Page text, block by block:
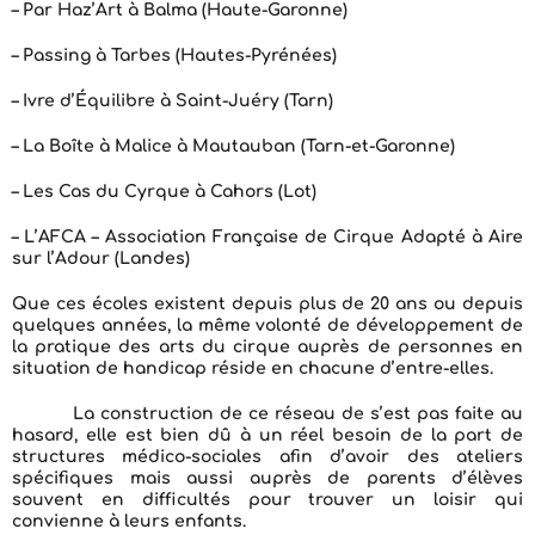
– Par Haz’Art à Balma (Haute-Garonne)
– Passing à Tarbes (Hautes-Pyrénées)
– Ivre d’Équilibre à Saint-Juéry (Tarn)
– La Boîte à Malice à Mautauban (Tarn-et-Garonne)
– Les Cas du Cyrque à Cahors (Lot)
– L’AFCA – Association Française de Cirque Adapté à Aire
sur l’Adour (Landes)
Que ces écoles existent depuis plus de 20 ans ou depuis
quelques années, la même volonté de développement de
la pratique des arts du cirque auprès de personnes en
situation de handicap réside en chacune d’entre-elles.
La construction de ce réseau de s’est pas faite au
hasard, elle est bien dû à un réel besoin de la part de
structures médico-sociales afin d’avoir des ateliers
spécifiques mais aussi auprès de parents d’élèves
souvent en difficultés pour trouver un loisir qui
convienne à leurs enfants.